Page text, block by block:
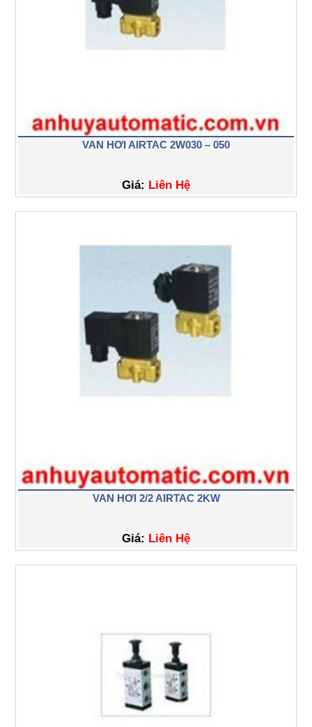
VAN HƠI AIRTAC 2W030 – 050
Giá: Liên Hệ
VAN HƠI 2/2 AIRTAC 2KW
Giá: Liên Hệ